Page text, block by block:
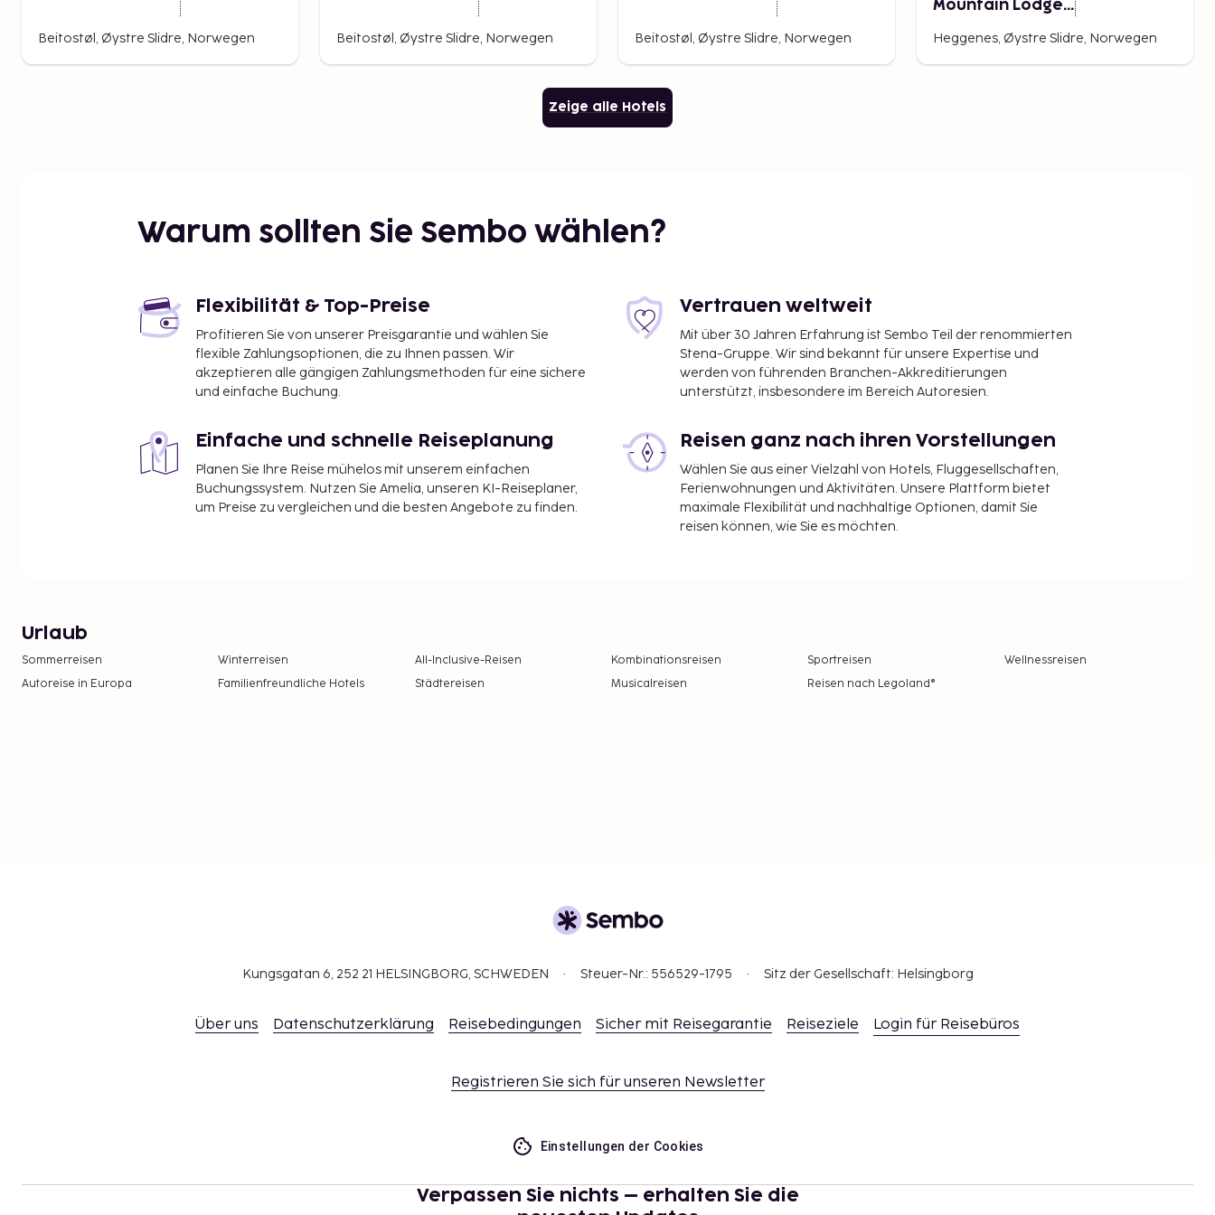
aufregenden Kinderklettergarten vergnügen.
In dieser bezaubernden Natur erleben Sie jede Menge Aktivitäten während
Ihres Urlaubs. Die herrliche Berglandschaft bietet Wander-, Reit- und
Beitostøl, Øystre Slidre, Norwegen Beitostøl, Øystre Slidre, Norwegen Beitostøl, Øystre Slidre, Norwegen
Mountain Lodge
Heggenes, Øystre Slidre, Norwegen
Zeige alle Hotels
Warum sollten Sie Sembo wählen?
Flexibilität & Top-Preise
Profitieren Sie von unserer Preisgarantie und wählen Sie
flexible Zahlungsoptionen, die zu Ihnen passen. Wir
akzeptieren alle gängigen Zahlungsmethoden für eine sichere
und einfache Buchung.
Vertrauen weltweit
Mit über 30 Jahren Erfahrung ist Sembo Teil der renommierten
Stena-Gruppe. Wir sind bekannt für unsere Expertise und
werden von führenden Branchen-Akkreditierungen
unterstützt, insbesondere im Bereich Autoresien.
Einfache und schnelle Reiseplanung
Planen Sie Ihre Reise mühelos mit unserem einfachen
Buchungssystem. Nutzen Sie Amelia, unseren KI-Reiseplaner,
um Preise zu vergleichen und die besten Angebote zu finden.
Reisen ganz nach ihren Vorstellungen
Wählen Sie aus einer Vielzahl von Hotels, Fluggesellschaften,
Ferienwohnungen und Aktivitäten. Unsere Plattform bietet
maximale Flexibilität und nachhaltige Optionen, damit Sie
reisen können, wie Sie es möchten.
Urlaub
Sommerreisen Winterreisen All-Inclusive-Reisen Kombinationsreisen Sportreisen
Wellnessreisen
Autoreise in Europa
Familienfreundliche Hotels Städtereisen Musicalreisen Reisen nach Legoland®
Kungsgatan 6, 252 21 HELSINGBORG, SCHWEDEN Steuer-Nr.: 556529-1795 Sitz der Gesellschaft: Helsingborg
Über uns Datenschutzerklärung Reisebedingungen Sicher mit Reisegarantie Reiseziele Login für Reisebüros
Registrieren Sie sich für unseren Newsletter
Einstellungen der Cookies
Verpassen Sie nichts – erhalten Sie die